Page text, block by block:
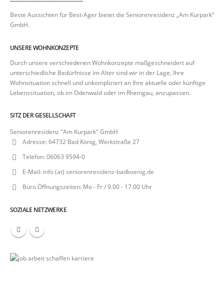
Beste Aussichten für Best-Ager bietet die Seniorenresidenz „Am Kurpark“
GmbH.
UNSERE WOHNKONZEPTE
Durch unsere verschiedenen Wohnkonzepte maßgeschneidert auf
unterschiedliche Bedürfnisse im Alter sind wir in der Lage, Ihre
Wohnsituation schnell und unkompliziert an Ihre aktuelle oder künftige
Lebenssituation, ob im Odenwald oder im Rheingau, anzupassen.
SITZ DER GESELLSCHAFT
Seniorenresidenz "Am Kurpark" GmbH
Adresse:64732 Bad König, Werkstraße 27
Telefon:06063 9594-0
E-Mail: info (at) seniorenresidenz-badkoenig.de
Büro Öffnungszeiten: Mo - Fr / 9.00 - 17.00 Uhr
SOZIALE NETZWERKE